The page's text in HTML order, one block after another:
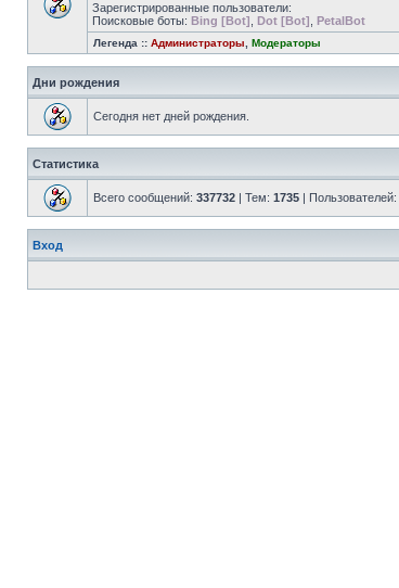
Зарегистрированные пользователи:
Поисковые боты: Bing [Bot] Dot [Bot] PetalBot
Легенда :: Администраторы Модераторы
Дни рождения
Сегодня нет дней рождения.
Статистика
Всего сообщений: 337732 | Тем: 1735 | Пользователей:
Вход